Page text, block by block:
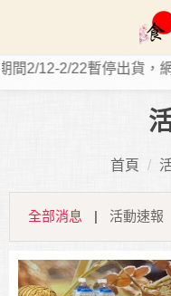
12-2/22暫停出貨，網站
首頁
全部消息 | 活動速報